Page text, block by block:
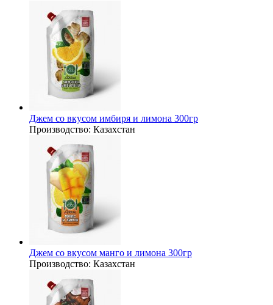
Джем со вкусом имбиря и лимона 300гр
Производство: Казахстан
Джем со вкусом манго и лимона 300гр
Производство: Казахстан